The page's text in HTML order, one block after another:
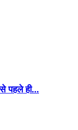
पहले ही...